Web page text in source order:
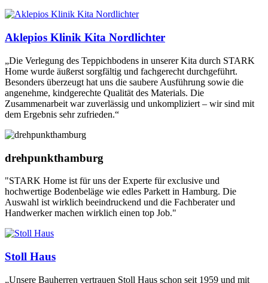
Aklepios Klinik Kita Nordlichter
„Die Verlegung des Teppichbodens in unserer Kita durch STARK
Home wurde äußerst sorgfältig und fachgerecht durchgeführt.
Besonders überzeugt hat uns die saubere Ausführung sowie die
angenehme, kindgerechte Qualität des Materials. Die
Zusammenarbeit war zuverlässig und unkompliziert – wir sind mit
dem Ergebnis sehr zufrieden.“
drehpunkthamburg
"STARK Home ist für uns der Experte für exclusive und
hochwertige Bodenbeläge wie edles Parkett in Hamburg. Die
Auswahl ist wirklich beeindruckend und die Fachberater und
Handwerker machen wirklich einen top Job."
Stoll Haus
„Unsere Bauherren vertrauen Stoll Haus schon seit 1959 und mit